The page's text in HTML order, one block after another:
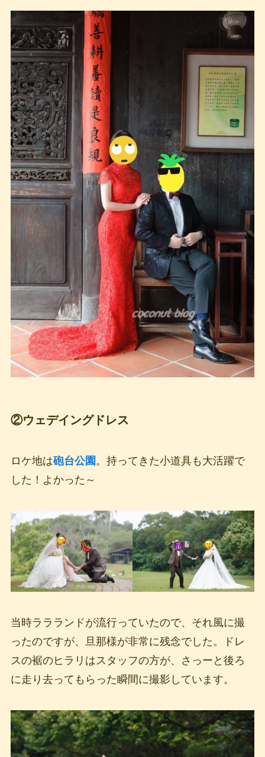
②ウェデイングドレス
ロケ地は砲台公園。持ってきた小道具も大活躍で
した！よかった～
当時ララランドが流行っていたので、それ風に撮
ったのですが、旦那様が非常に残念でした。ドレ
スの裾のヒラリはスタッフの方が、さっーと後ろ
に走り去ってもらった瞬間に撮影しています。